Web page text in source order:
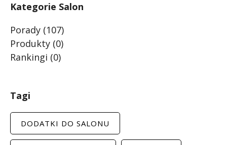
Kategorie Salon
Porady (107)
Produkty (0)
Rankingi (0)
Tagi
DODATKI DO SALONU